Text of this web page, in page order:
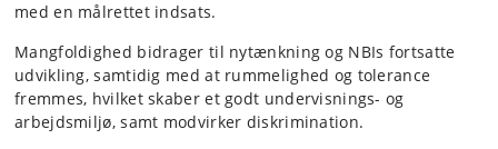
med en målrettet indsats.
Mangfoldighed bidrager til nytænkning og NBIs fortsatte
udvikling, samtidig med at rummelighed og tolerance
fremmes, hvilket skaber et godt undervisnings- og
arbejdsmiljø, samt modvirker diskrimination.